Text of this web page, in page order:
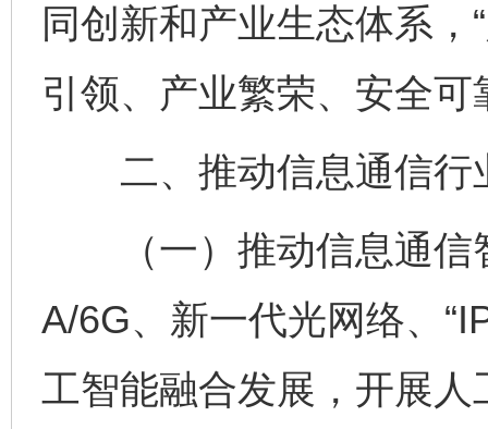
同创新和产业生态体系，
引领、产业繁荣、安全
二、推动信息通信行
（一）推动信息通信
A/6G、新一代光网络、
工智能融合发展，开展